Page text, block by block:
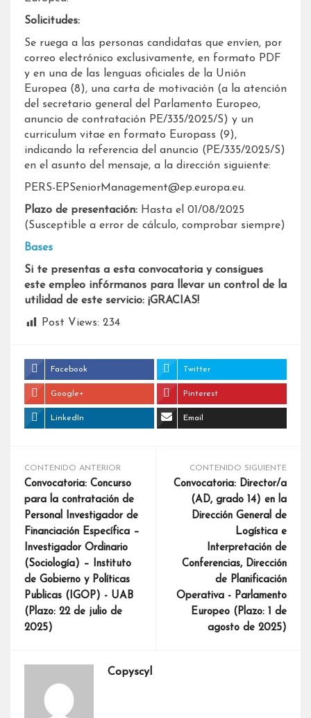
Solicitudes:
Se ruega a las personas candidatas que envíen, por
correo electrónico exclusivamente, en formato PDF
y en una de las lenguas oficiales de la Unión
Europea (8), una carta de motivación (a la atención
del secretario general del Parlamento Europeo,
anuncio de contratación PE/335/2025/S) y un
curriculum vitae en formato Europass (9),
indicando la referencia del anuncio (PE/335/2025/S)
en el asunto del mensaje, a la dirección siguiente:
PERS-EPSeniorManagement@ep.europa.eu.
Plazo de presentación: Hasta el 01/08/2025
(Susceptible a error de cálculo, comprobar siempre)
Bases
Si te presentas a esta convocatoria y consigues
este empleo infórmanos para llevar un control de la
utilidad de este servicio: ¡GRACIAS!
Post Views: 234
Facebook Twitter
Google+ Pinterest
LinkedIn Email
CONTENIDO ANTERIOR
Convocatoria: Concurso
para la contratación de
Personal Investigador de
Financiación Específica –
Investigador Ordinario
(Sociología) – Instituto
de Gobierno y Políticas
Publicas (IGOP) - UAB
(Plazo: 22 de julio de
2025)
CONTENIDO SIGUIENTE
Convocatoria: Director/a
(AD, grado 14) en la
Dirección General de
Logística e
Interpretación de
Conferencias, Dirección
de Planificación
Operativa - Parlamento
Europeo (Plazo: 1 de
agosto de 2025)
Copyscyl